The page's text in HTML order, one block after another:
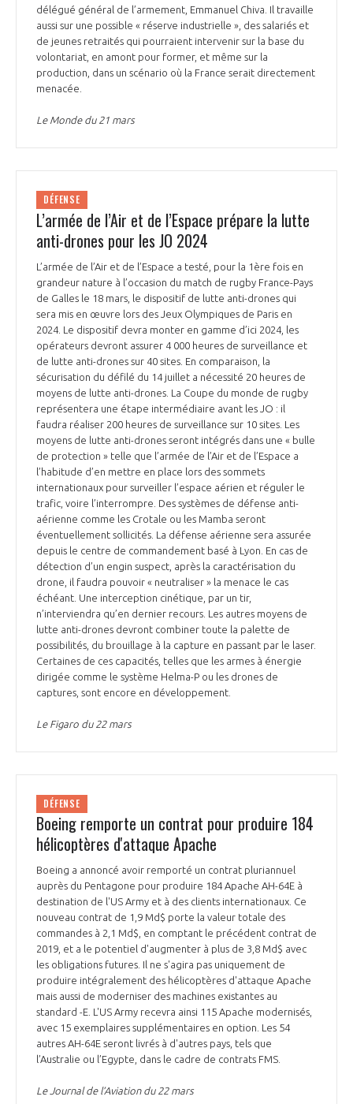
INNOVATION
INTERNATIONALISATION
délégué général de l’armement, Emmanuel Chiva. Il travaille
aussi sur une possible « réserve industrielle », des salariés et
de jeunes retraités qui pourraient intervenir sur la base du
volontariat, en amont pour former, et même sur la
production, dans un scénario où la France serait directement
menacée.
Le Monde du 21 mars
DÉFENSE
L’armée de l’Air et de l’Espace prépare la lutte
anti-drones pour les JO 2024
L’armée de l’Air et de l’Espace a testé, pour la 1ère fois en
grandeur nature à l’occasion du match de rugby France-Pays
de Galles le 18 mars, le dispositif de lutte anti-drones qui
sera mis en œuvre lors des Jeux Olympiques de Paris en
2024. Le dispositif devra monter en gamme d’ici 2024, les
opérateurs devront assurer 4 000 heures de surveillance et
de lutte anti-drones sur 40 sites. En comparaison, la
sécurisation du défilé du 14 juillet a nécessité 20 heures de
moyens de lutte anti-drones. La Coupe du monde de rugby
représentera une étape intermédiaire avant les JO : il
faudra réaliser 200 heures de surveillance sur 10 sites. Les
moyens de lutte anti-drones seront intégrés dans une « bulle
de protection » telle que l’armée de l’Air et de l’Espace a
l’habitude d’en mettre en place lors des sommets
internationaux pour surveiller l’espace aérien et réguler le
trafic, voire l’interrompre. Des systèmes de défense anti-
aérienne comme les Crotale ou les Mamba seront
éventuellement sollicités. La défense aérienne sera assurée
depuis le centre de commandement basé à Lyon. En cas de
détection d’un engin suspect, après la caractérisation du
drone, il faudra pouvoir « neutraliser » la menace le cas
échéant. Une interception cinétique, par un tir,
n’interviendra qu’en dernier recours. Les autres moyens de
lutte anti-drones devront combiner toute la palette de
possibilités, du brouillage à la capture en passant par le laser.
Certaines de ces capacités, telles que les armes à énergie
dirigée comme le système Helma-P ou les drones de
captures, sont encore en développement.
Le Figaro du 22 mars
DÉFENSE
Boeing remporte un contrat pour produire 184
hélicoptères d'attaque Apache
Boeing a annoncé avoir remporté un contrat pluriannuel
auprès du Pentagone pour produire 184 Apache AH-64E à
destination de l'US Army et à des clients internationaux. Ce
nouveau contrat de 1,9 Md$ porte la valeur totale des
commandes à 2,1 Md$, en comptant le précédent contrat de
2019, et a le potentiel d'augmenter à plus de 3,8 Md$ avec
les obligations futures. Il ne s'agira pas uniquement de
produire intégralement des hélicoptères d'attaque Apache
mais aussi de moderniser des machines existantes au
standard -E. L'US Army recevra ainsi 115 Apache modernisés,
avec 15 exemplaires supplémentaires en option. Les 54
autres AH-64E seront livrés à d'autres pays, tels que
l’Australie ou l’Egypte, dans le cadre de contrats FMS.
Le Journal de l’Aviation du 22 mars